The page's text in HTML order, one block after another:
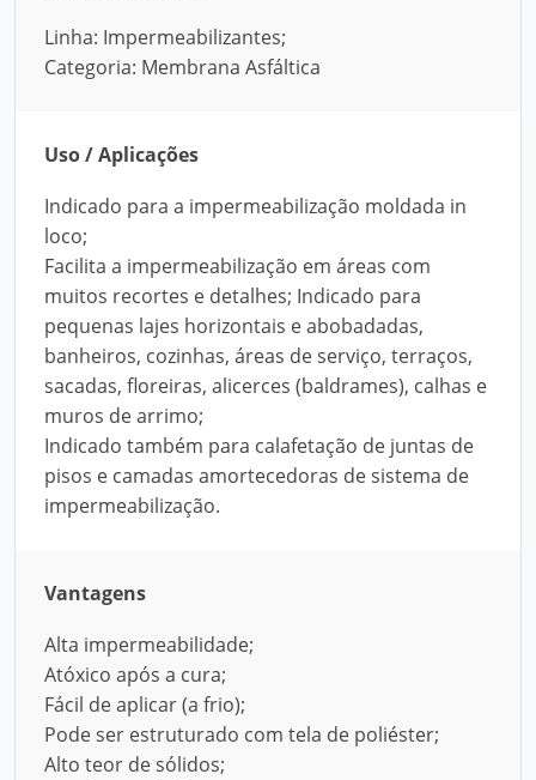
Linha: Impermeabilizantes;
Categoria: Membrana Asfáltica
Uso / Aplicações
Indicado para a impermeabilização moldada in
loco;
Facilita a impermeabilização em áreas com
muitos recortes e detalhes; Indicado para
pequenas lajes horizontais e abobadadas,
banheiros, cozinhas, áreas de serviço, terraços,
sacadas, floreiras, alicerces (baldrames), calhas e
muros de arrimo;
Indicado também para calafetação de juntas de
pisos e camadas amortecedoras de sistema de
impermeabilização.
Vantagens
Alta impermeabilidade;
Atóxico após a cura;
Fácil de aplicar (a frio);
Pode ser estruturado com tela de poliéster;
Alto teor de sólidos;